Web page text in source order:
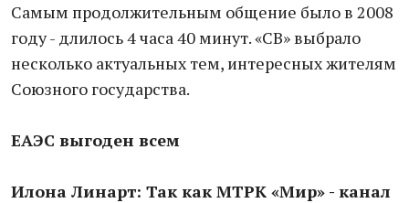
Самым продолжительным общение было в 2008
году - длилось 4 часа 40 минут. «СВ» выбрало
несколько актуальных тем, интересных жителям
Союзного государства.
ЕАЭС выгоден всем
Илона Линарт: Так как МТРК «Мир» - канал